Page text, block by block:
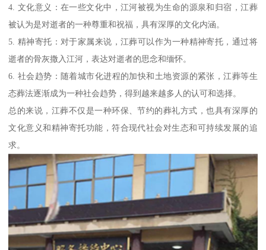
4. 文化意义：在一些文化中，江河被视为生命的源泉和归宿，江葬
被认为是对逝者的一种尊重和祝福，具有深厚的文化内涵。
5. 精神寄托：对于家属来说，江葬可以作为一种精神寄托，通过将
逝者的骨灰撒入江河，表达对逝者的思念和缅怀。
6. 社会趋势：随着城市化进程的加快和土地资源的紧张，江葬等生
态葬法逐渐成为一种社会趋势，得到越来越多人的认可和选择。
总的来说，江葬不仅是一种环保、节约的葬礼方式，也具有深厚的
文化意义和精神寄托功能，符合现代社会对生态和可持续发展的追
求。